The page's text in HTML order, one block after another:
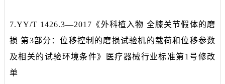
7.YY/T 1426.3—2017《外科植入物 全膝关节假体的磨
损 第3部分：位移控制的磨损试验机的载荷和位移参数
及相关的试验环境条件》医疗器械行业标准第1号修改
单